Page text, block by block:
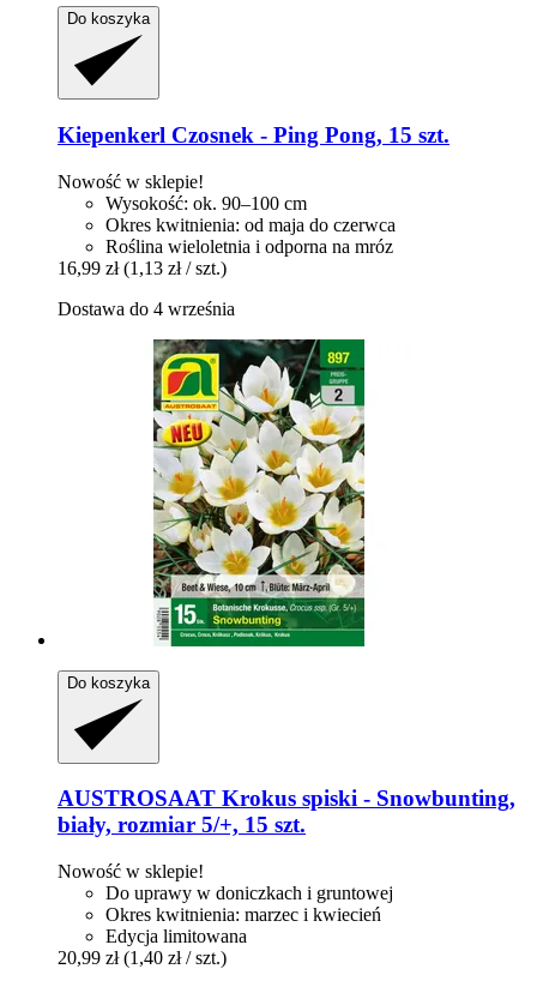
Do koszyka
Kiepenkerl Czosnek -​ Ping Pong, 15 szt.
Nowość w sklepie!
Wysokość: ok. 90–100 cm
Okres kwitnienia: od maja do czerwca
Roślina wieloletnia i odporna na mróz
16,99 zł (1,13 zł / szt.)
Dostawa do 4 września
Do koszyka
AUSTROSAAT Krokus spiski -​ Snowbunting,
biały, rozmiar 5/+, 15 szt.
Nowość w sklepie!
Do uprawy w doniczkach i gruntowej
Okres kwitnienia: marzec i kwiecień
Edycja limitowana
20,99 zł (1,40 zł / szt.)